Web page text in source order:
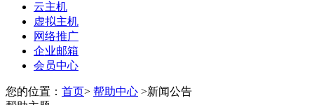
云主机
虚拟主机
网络推广
企业邮箱
会员中心
您的位置： 首页> 帮助中心 >新闻公告